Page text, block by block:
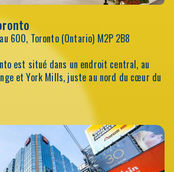
600, Toronto (Ontario) M2P 2B8
est situé dans un endroit central, au
et York Mills, juste au nord du cœur du